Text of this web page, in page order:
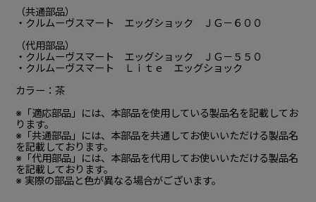
（共通部品）
・クルムーヴスマート エッグショック ＪＧ－６００
（代用部品）
・クルムーヴスマート エッグショック ＪＧ－５５０
・クルムーヴスマート Ｌｉｔｅ エッグショック
カラー：茶
※「適応部品」には、本部品を使用している製品名を記載してお
ります。
※「共通部品」には、本部品を共通してお使いいただける製品名
を記載しております。
※「代用部品」には、本部品を代用してお使いいただける製品名
を記載しております。
※ 実際の部品と色が異なる場合がございます。